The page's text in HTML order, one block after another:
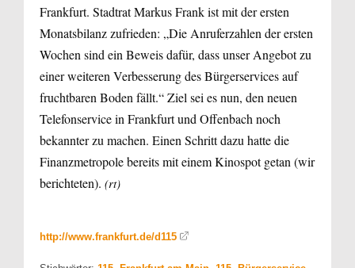
Frankfurt. Stadtrat Markus Frank ist mit der ersten
Monatsbilanz zufrieden: „Die Anruferzahlen der ersten
Wochen sind ein Beweis dafür, dass unser Angebot zu
einer weiteren Verbesserung des Bürgerservices auf
fruchtbaren Boden fällt.“ Ziel sei es nun, den neuen
Telefonservice in Frankfurt und Offenbach noch
bekannter zu machen. Einen Schritt dazu hatte die
Finanzmetropole bereits mit einem Kinospot getan (wir
berichteten). (rt)
http://www.frankfurt.de/d115